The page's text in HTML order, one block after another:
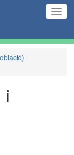
i